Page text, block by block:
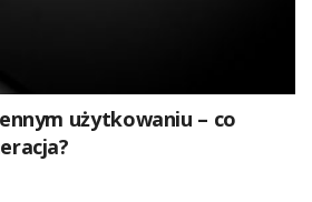
użytkowaniu – co